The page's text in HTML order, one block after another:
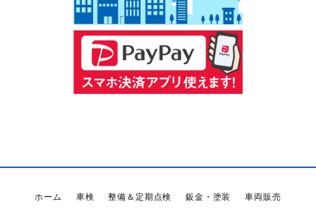
ホーム 車検 整備＆定期点検 鈑金・塗装 車両販売